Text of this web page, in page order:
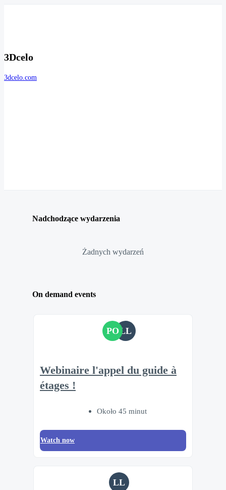
3Dcelo
3dcelo.com
Nadchodzące wydarzenia
Żadnych wydarzeń
On demand events
PO LL
Webinaire l'appel du guide à
étages !
Około 45 minut
Watch now
LL